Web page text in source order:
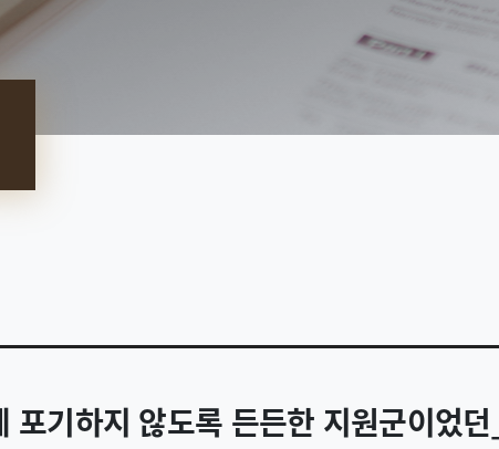
포기하지 않도록 든든한 지원군이었